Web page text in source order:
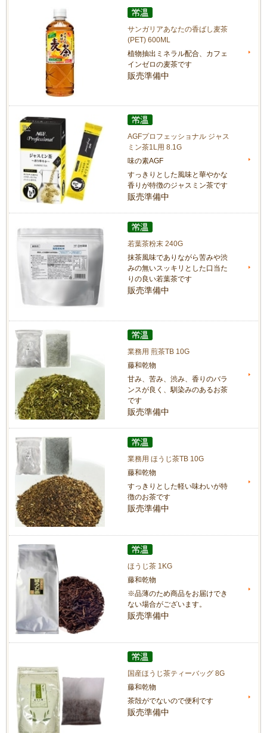
サンガリアあなたの香ばし麦茶
(PET) 600ML
植物抽出ミネラル配合、カフェ
インゼロの麦茶です
販売準備中
AGFプロフェッショナル ジャス
ミン茶1L用 8.1G
味の素AGF
すっきりとした風味と華やかな
香りが特徴のジャスミン茶です
販売準備中
若葉茶粉末 240G
抹茶風味でありながら苦みや渋
みの無いスッキリとした口当た
りの良い若葉茶です
販売準備中
業務用 煎茶TB 10G
藤和乾物
甘み、苦み、渋み、香りのバラ
ンスが良く、馴染みのあるお茶
です
販売準備中
業務用 ほうじ茶TB 10G
藤和乾物
すっきりとした軽い味わいが特
徴のお茶です
販売準備中
ほうじ茶 1KG
藤和乾物
※品薄のため商品をお届けでき
ない場合がございます。
販売準備中
国産ほうじ茶ティーバッグ 8G
藤和乾物
茶殻がでないので便利です
販売準備中